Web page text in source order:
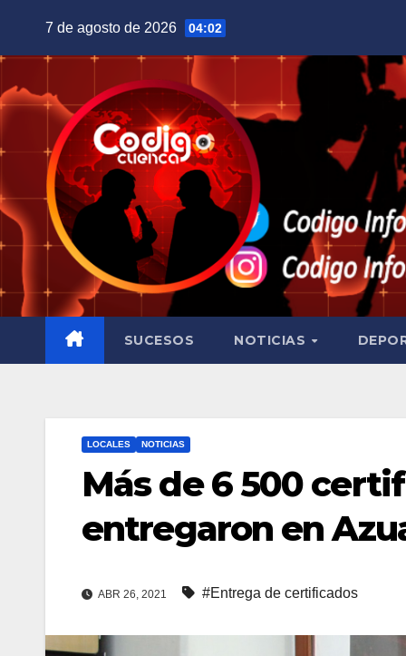
contenido
7 de agosto de 2026 04:02
SUCESOS NOTICIAS
LOCALES NOTICIAS
Más de 6 500
entregaron en
ABR 26, 2021 #Entrega de certificados